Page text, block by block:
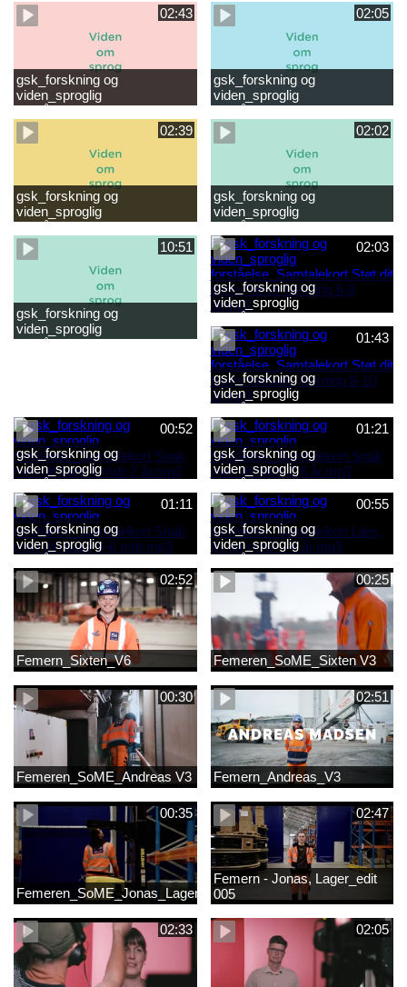
læsevanskeligheder.mp4
første læsning 6-8 år.mp4
02:43
gsk_forskning og
viden_sproglig
forståelse_Støt dit barns
fortsatte læsning 8-10 år.mp4
02:05
gsk_forskning og
viden_sproglig
forståelse_Snak med dit barn
6 mdr-2 år.mp4
02:39
gsk_forskning og
viden_sproglig
forståelse_Snak med dit barn
2-6 år.mp4
02:02
gsk_forskning og
viden_sproglig
forståelse_Snak med din
baby 0-6 mdr.mp4
10:51
gsk_forskning og
viden_sproglig
forståelse_Barnets sproglige
02:03
gsk_forskning og
viden_sproglig
forståelse_Samtalekort Støt
dit barns første læsning 6-8
år.mp3
01:43
gsk_forskning og
viden_sproglig
forståelse_Samtalekort Støt
dit barns fortsatte læsning 8-
10 år.mp3
00:52
gsk_forskning og
viden_sproglig
forståelse_Samtalekort Snak
med dit barn 6 mdr-2 år.mp3
01:21
gsk_forskning og
viden_sproglig
forståelse_Samtalekort Snak
med dit barn 2-6 år.mp3
01:11
gsk_forskning og
viden_sproglig
forståelse_Samtalekort Snak
med din baby 0-6 mdr.mp3
00:55
gsk_forskning og
viden_sproglig
forståelse_Samtalekort Læs,
lyt og skriv 3-6 år.mp3
02:52
Femern_Sixten_V6
00:25
Femeren_SoME_Sixten V3
00:30
Femeren_SoME_Andreas V3
02:51
Femern_Andreas_V3
00:35
Femeren_SoME_Jonas_Lager
02:47
Femern - Jonas, Lager_edit
005
02:33 02:05